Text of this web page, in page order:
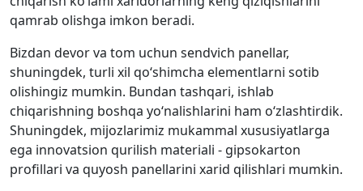
qamrab olishga imkon beradi.
Bizdan devor va tom uchun sendvich panellar,
shuningdek, turli xil qo‘shimcha elementlarni sotib
olishingiz mumkin. Bundan tashqari, ishlab
chiqarishning boshqa yo‘nalishlarini ham o‘zlashtirdik.
Shuningdek, mijozlarimiz mukammal xususiyatlarga
ega innovatsion qurilish materiali - gipsokarton
profillari va quyosh panellarini xarid qilishlari mumkin.